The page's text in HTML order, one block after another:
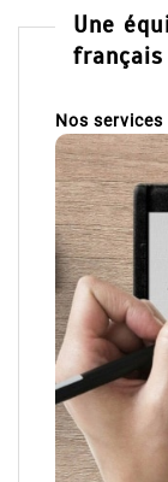
Une
Nos